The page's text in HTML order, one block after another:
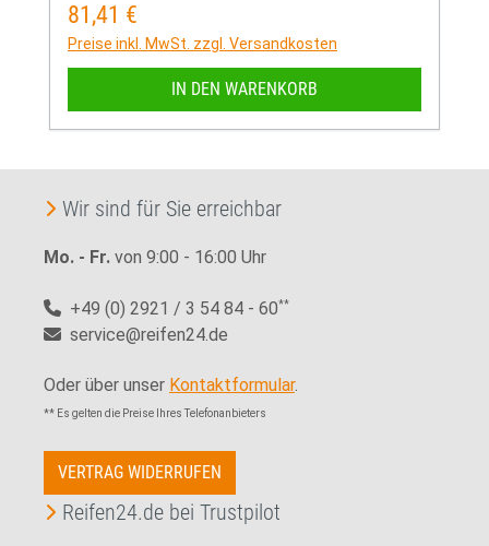
Regulärer Preis:
81,41 €
Preise inkl. MwSt. zzgl. Versandkosten
IN DEN WARENKORB
Wir sind für Sie erreichbar
Mo. - Fr. von 9:00 - 16:00 Uhr
+49 (0) 2921 / 3 54 84 - 60**
service@reifen24.de
Oder über unser Kontaktformular.
** Es gelten die Preise Ihres Telefonanbieters
VERTRAG WIDERRUFEN
Reifen24.de bei Trustpilot